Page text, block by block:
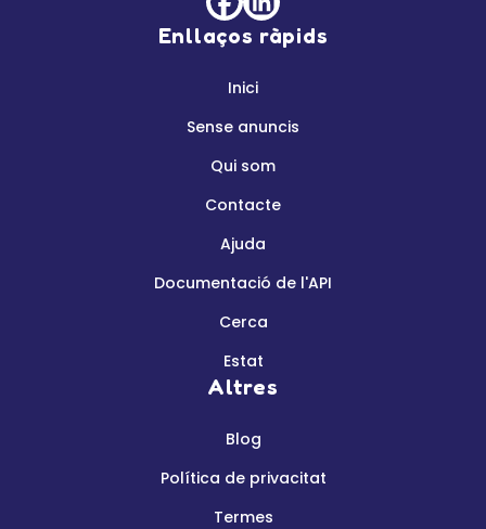
Enllaços ràpids
Inici
Sense anuncis
Qui som
Contacte
Ajuda
Documentació de l'API
Cerca
Estat
Altres
Blog
Política de privacitat
Termes